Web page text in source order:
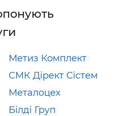
Метиз Комплект
СМК Дірект Сістем
Металоцех
Білді Груп